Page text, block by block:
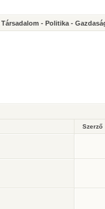
Társadalom - Politika -
Szerző